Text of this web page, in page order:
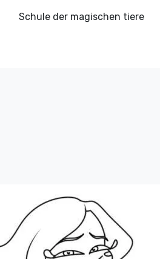
Schule der magischen tiere